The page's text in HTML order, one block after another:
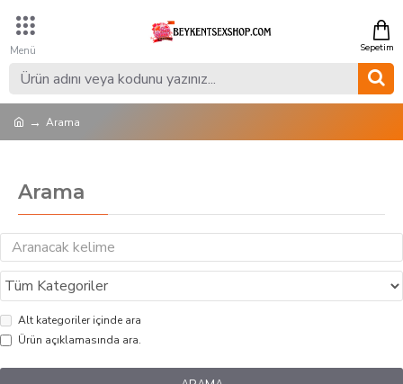
Arama
Arama
Alt kategoriler içinde ara
Ürün açıklamasında ara.